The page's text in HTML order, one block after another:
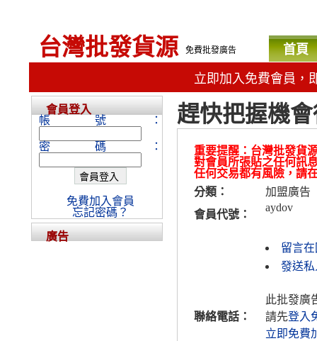
台灣批發貨源 免費批發廣告 首頁
立即加入免費會員，
趕快把握機
重要提醒：台灣批發貨
對會員所張貼之任何訊
任何交易都有風險，請
分類：
加盟廣告
會員代號：
aydov
留言
發送私
聯絡電話：
此批發廣
請先登入
立即免費
會員登入
帳號：
密碼：
免費加入會員
忘記密碼？
廣告